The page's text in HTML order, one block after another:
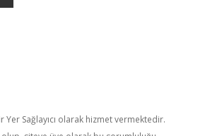
Yer Sağlayıcı olarak hizmet vermektedir.